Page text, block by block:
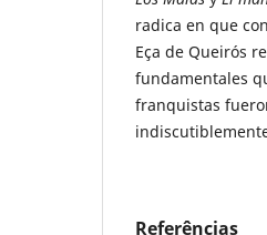
radica en que
Eça de Queirós
fundamentales
franquistas
Referências